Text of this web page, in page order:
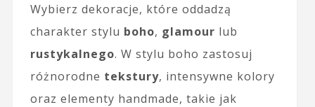
Wybierz dekoracje, które oddadzą
charakter stylu boho, glamour lub
rustykalnego. W stylu boho zastosuj
różnorodne tekstury, intensywne kolory
oraz elementy handmade, takie jak